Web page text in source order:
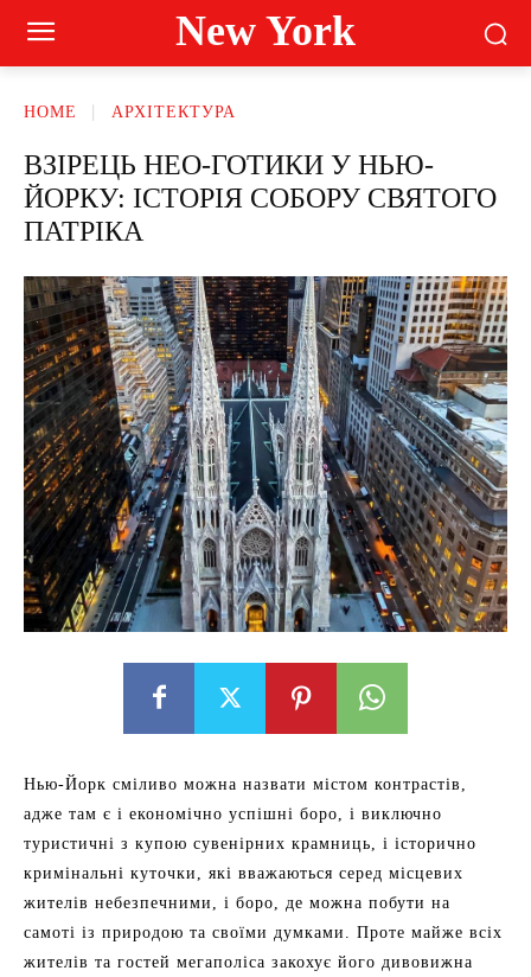
New York
HOME АРХІТЕКТУРА
ВЗІРЕЦЬ НЕО-ГОТИКИ У НЬЮ-
ЙОРКУ: ІСТОРІЯ СОБОРУ СВЯТОГО
ПАТРІКА
Нью-Йорк сміливо можна назвати містом контрастів,
адже там є і економічно успішні боро, і виключно
туристичні з купою сувенірних крамниць, і історично
кримінальні куточки, які вважаються серед місцевих
жителів небезпечними, і боро, де можна побути на
самоті із природою та своїми думками. Проте майже всіх
жителів та гостей мегаполіса закохує його дивовижна